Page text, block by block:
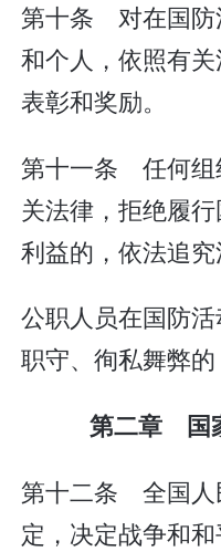
第十条 对在国防
和个人，依照有
表彰和奖励。
第十一条 任何组
关法律，拒绝履
利益的，依法追究
公职人员在国防
职守、徇私舞弊的
第二章 国
第十二条 全国人
定，决定战争和